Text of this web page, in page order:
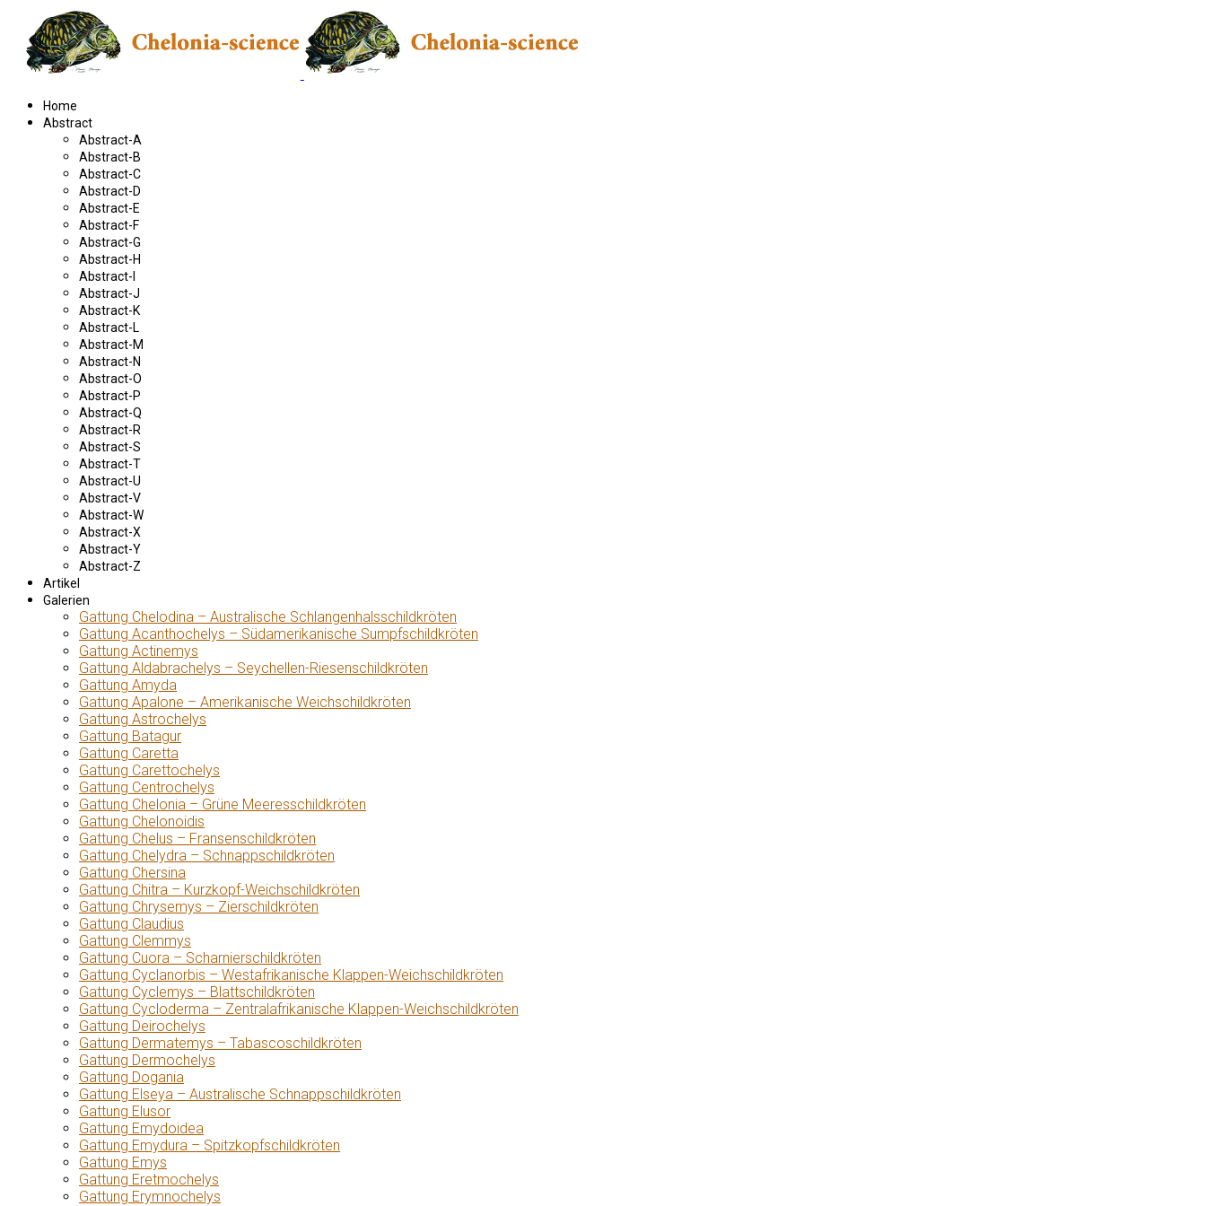
Home
Abstract
Abstract-A
Abstract-B
Abstract-C
Abstract-D
Abstract-E
Abstract-F
Abstract-G
Abstract-H
Abstract-I
Abstract-J
Abstract-K
Abstract-L
Abstract-M
Abstract-N
Abstract-O
Abstract-P
Abstract-Q
Abstract-R
Abstract-S
Abstract-T
Abstract-U
Abstract-V
Abstract-W
Abstract-X
Abstract-Y
Abstract-Z
Artikel
Galerien
Gattung Chelodina – Australische Schlangenhalsschildkröten
Gattung Acanthochelys – Südamerikanische Sumpfschildkröten
Gattung Actinemys
Gattung Aldabrachelys – Seychellen-Riesenschildkröten
Gattung Amyda
Gattung Apalone – Amerikanische Weichschildkröten
Gattung Astrochelys
Gattung Batagur
Gattung Caretta
Gattung Carettochelys
Gattung Centrochelys
Gattung Chelonia – Grüne Meeresschildkröten
Gattung Chelonoidis
Gattung Chelus – Fransenschildkröten
Gattung Chelydra – Schnappschildkröten
Gattung Chersina
Gattung Chitra – Kurzkopf-Weichschildkröten
Gattung Chrysemys – Zierschildkröten
Gattung Claudius
Gattung Clemmys
Gattung Cuora – Scharnierschildkröten
Gattung Cyclanorbis – Westafrikanische Klappen-Weichschildkröten
Gattung Cyclemys – Blattschildkröten
Gattung Cycloderma – Zentralafrikanische Klappen-Weichschildkröten
Gattung Deirochelys
Gattung Dermatemys – Tabascoschildkröten
Gattung Dermochelys
Gattung Dogania
Gattung Elseya – Australische Schnappschildkröten
Gattung Elusor
Gattung Emydoidea
Gattung Emydura – Spitzkopfschildkröten
Gattung Emys
Gattung Eretmochelys
Gattung Erymnochelys